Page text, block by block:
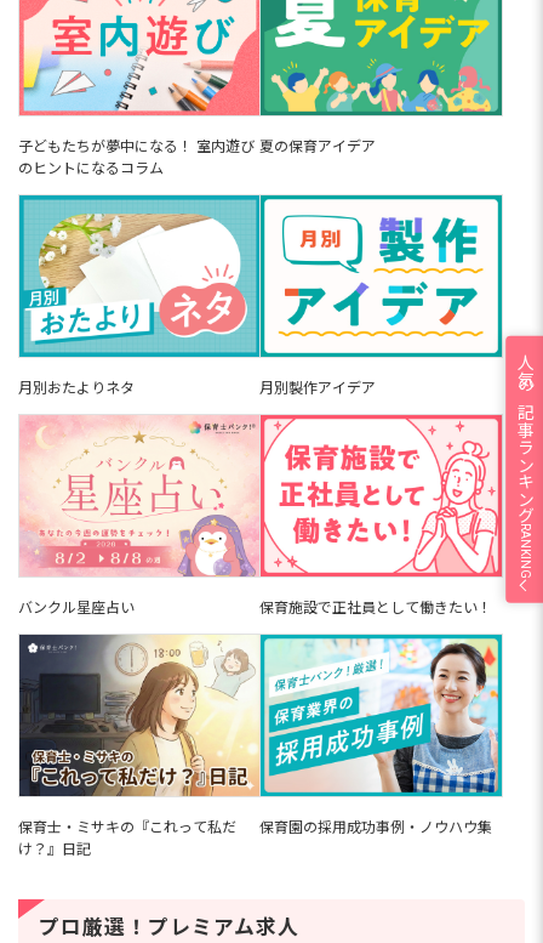
子どもたちが夢中になる！ 室内遊び
のヒントになるコラム
夏の保育アイデア
月別おたよりネタ 月別製作アイデア
バンクル星座占い 保育施設で正社員として働きたい！
保育士・ミサキの『これって私だ
け？』日記
保育園の採用成功事例・ノウハウ集
プロ厳選！プレミアム求人
人気の記事ランキング
RANKING